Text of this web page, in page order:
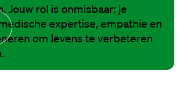
Jouw rol is onmisbaar: je
expertise, empathie en
om levens te verbeteren